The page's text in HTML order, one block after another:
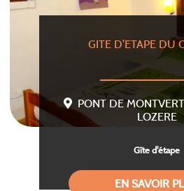
GITE D’ETAPE DU
PONT DE
LOZERE
Gîte d'étape
EN SAVOIR